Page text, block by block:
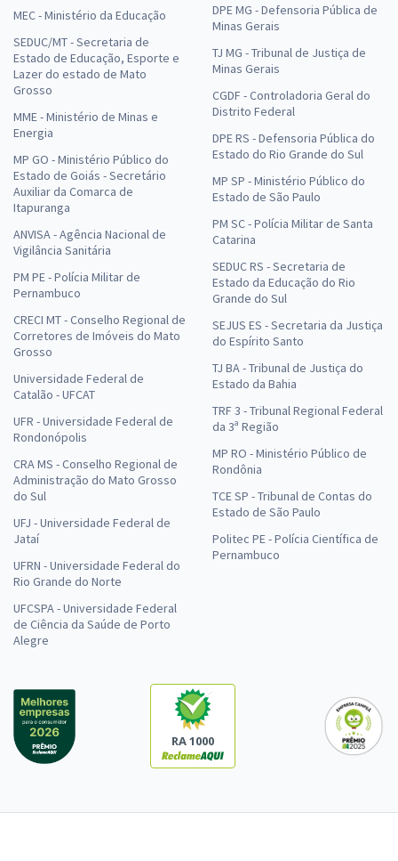
MEC - Ministério da Educação
SEDUC/MT - Secretaria de
Estado de Educação, Esporte e
Lazer do estado de Mato
Grosso
MME - Ministério de Minas e
Energia
MP GO - Ministério Público do
Estado de Goiás - Secretário
Auxiliar da Comarca de
Itapuranga
ANVISA - Agência Nacional de
Vigilância Sanitária
PM PE - Polícia Militar de
Pernambuco
CRECI MT - Conselho Regional de
Corretores de Imóveis do Mato
Grosso
Universidade Federal de
Catalão - UFCAT
UFR - Universidade Federal de
Rondonópolis
CRA MS - Conselho Regional de
Administração do Mato Grosso
do Sul
UFJ - Universidade Federal de
Jataí
UFRN - Universidade Federal do
Rio Grande do Norte
UFCSPA - Universidade Federal
de Ciência da Saúde de Porto
Alegre
DPE MG - Defensoria Pública de
Minas Gerais
TJ MG - Tribunal de Justiça de
Minas Gerais
CGDF - Controladoria Geral do
Distrito Federal
DPE RS - Defensoria Pública do
Estado do Rio Grande do Sul
MP SP - Ministério Público do
Estado de São Paulo
PM SC - Polícia Militar de Santa
Catarina
SEDUC RS - Secretaria de
Estado da Educação do Rio
Grande do Sul
SEJUS ES - Secretaria da Justiça
do Espírito Santo
TJ BA - Tribunal de Justiça do
Estado da Bahia
TRF 3 - Tribunal Regional Federal
da 3ª Região
MP RO - Ministério Público de
Rondônia
TCE SP - Tribunal de Contas do
Estado de São Paulo
Politec PE - Polícia Científica de
Pernambuco
RA 1000